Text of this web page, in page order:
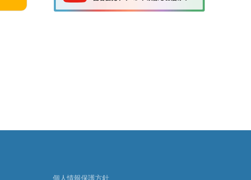
個人情報保護方針